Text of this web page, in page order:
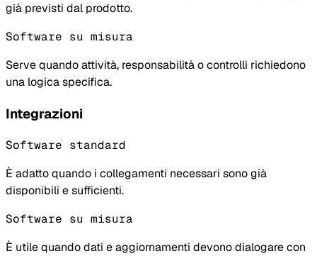
già previsti dal prodotto.
Software su misura
Serve quando attività, responsabilità o controlli richiedono
una logica specifica.
Integrazioni
Software standard
È adatto quando i collegamenti necessari sono già
disponibili e sufficienti.
Software su misura
È utile quando dati e aggiornamenti devono dialogare con